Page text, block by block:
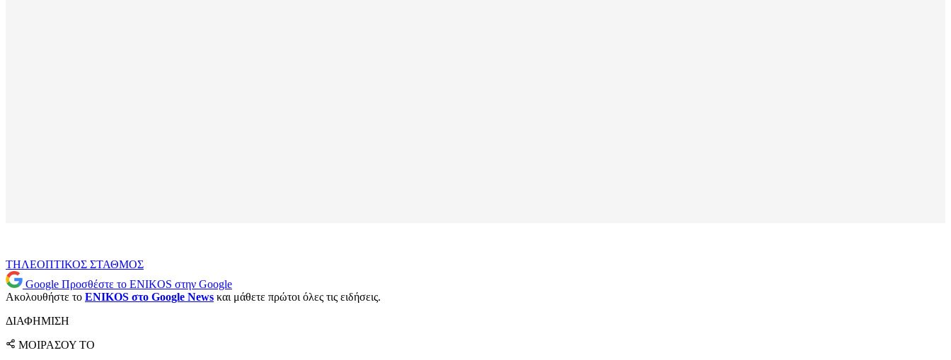
ΤΗΛΕΟΠΤΙΚΟΣ ΣΤΑΘΜΟΣ
Google Προσθέστε το ENIKOS στην Google
Ακολουθήστε το ENIKOS στο Google News και μάθετε πρώτοι όλες τις ειδήσεις.
ΔΙΑΦΗΜΙΣΗ
ΜΟΙΡΑΣΟΥ ΤΟ